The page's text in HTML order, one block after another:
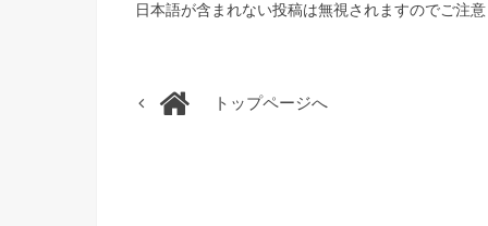
日本語が含まれない投稿は無視されますのでご注
トップページへ